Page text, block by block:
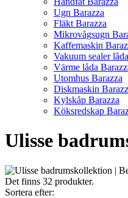
Ugn Barazza
Fläkt Barazza
Mikrovågsugn
Kaffemaskin
Vakuum sealer
Värme låda
Utomhus Barazza
Diskmaskin
Kylskåp Barazza
Köksredskap
Ulisse
Det finns 32 produkter.
Sortera efter: